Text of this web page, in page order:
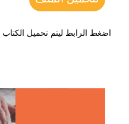
اضغط الرابط ليتم تحميل الكتاب